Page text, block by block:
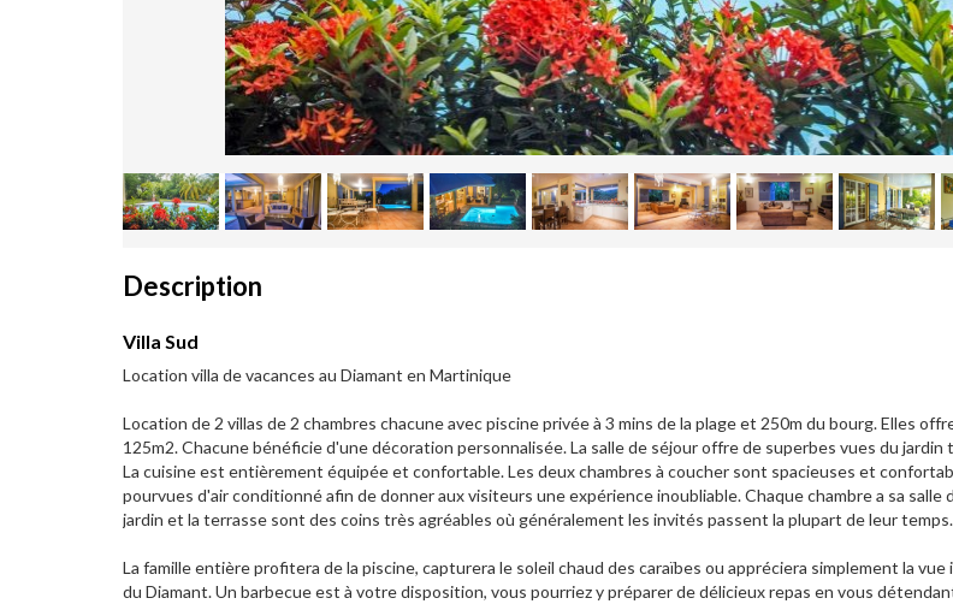
Description
Villa Sud
Location villa de vacances au Diamant en Martinique
Location de 2 villas de 2 chambres chacune avec piscine privée à 3 mins de la plage et 250m du bourg. Elles
125m2. Chacune bénéficie d'une décoration personnalisée. La salle de séjour offre de superbes vues du
La cuisine est entièrement équipée et confortable. Les deux chambres à coucher sont spacieuses et
pourvues d'air conditionné afin de donner aux visiteurs une expérience inoubliable. Chaque chambre a sa salle
jardin et la terrasse sont des coins très agréables où généralement les invités passent la plupart de leur temps.
La famille entière profitera de la piscine, capturera le soleil chaud des caraïbes ou appréciera simplement la
du Diamant. Un barbecue est à votre disposition, vous pourriez y préparer de délicieux repas en vous